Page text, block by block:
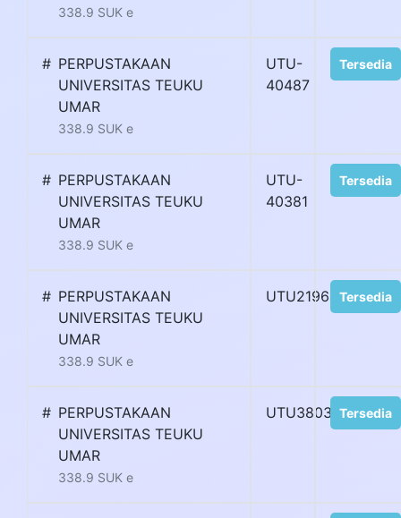
338.9 SUK e
# PERPUSTAKAAN
UNIVERSITAS TEUKU
UMAR
338.9 SUK e
UTU-
40487
Tersedia
# PERPUSTAKAAN
UNIVERSITAS TEUKU
UMAR
338.9 SUK e
UTU-
40381
Tersedia
# PERPUSTAKAAN
UNIVERSITAS TEUKU
UMAR
338.9 SUK e
UTU21964PTersedia
# PERPUSTAKAAN
UNIVERSITAS TEUKU
UMAR
338.9 SUK e
UTU3803HTersedia